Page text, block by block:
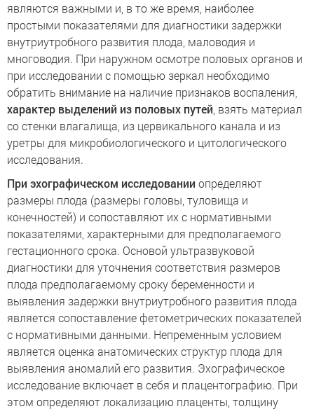
являются важными и, в то же время, наиболее
простыми показателями для диагностики задержки
внутриутробного развития плода, маловодия и
многоводия. При наружном осмотре половых органов и
при исследовании с помощью зеркал необходимо
обратить внимание на наличие признаков воспаления,
характер выделений из половых путей , взять материал
со стенки влагалища, из цервикального канала и из
уретры для микробиологического и цитологического
исследования.
При эхографическом исследовании определяют
размеры плода (размеры головы, туловища и
конечностей) и сопоставляют их с нормативными
показателями, характерными для предполагаемого
гестационного срока. Основой ультразвуковой
диагностики для уточнения соответствия размеров
плода предполагаемому сроку беременности и
выявления задержки внутриутробного развития плода
является сопоставление фетометрических показателей
с нормативными данными. Непременным условием
является оценка анатомических структур плода для
выявления аномалий его развития. Эхографическое
исследование включает в себя и плацентографию. При
этом определяют локализацию плаценты, толщину